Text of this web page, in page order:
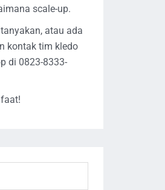
scale-up.
atau ada
kontak tim kledo
di 0823-8333-